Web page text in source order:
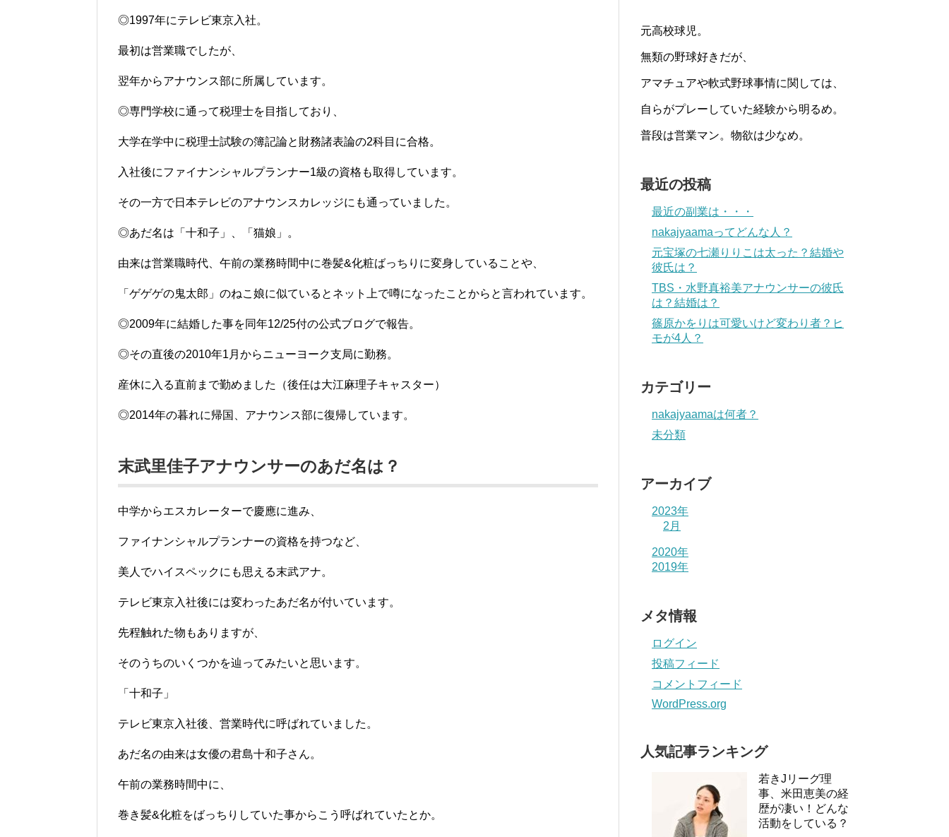
◎1997年にテレビ東京入社。
最初は営業職でしたが、
翌年からアナウンス部に所属しています。
◎専門学校に通って税理士を目指しており、
大学在学中に税理士試験の簿記論と財務諸表論の2科目に合格。
入社後にファイナンシャルプランナー1級の資格も取得しています。
その一方で日本テレビのアナウンスカレッジにも通っていました。
◎あだ名は「十和子」、「猫娘」。
由来は営業職時代、午前の業務時間中に巻髪&化粧ばっちりに変身していることや、
「ゲゲゲの鬼太郎」のねこ娘に似ているとネット上で噂になったことからと言われています。
◎2009年に結婚した事を同年12/25付の公式ブログで報告。
◎その直後の2010年1月からニューヨーク支局に勤務。
産休に入る直前まで勤めました（後任は大江麻理子キャスター）
◎2014年の暮れに帰国、アナウンス部に復帰しています。
末武里佳子アナウンサーのあだ名は？
中学からエスカレーターで慶應に進み、
ファイナンシャルプランナーの資格を持つなど、
美人でハイスペックにも思える末武アナ。
テレビ東京入社後には変わったあだ名が付いています。
先程触れた物もありますが、
そのうちのいくつかを辿ってみたいと思います。
「十和子」
テレビ東京入社後、営業時代に呼ばれていました。
あだ名の由来は女優の君島十和子さん。
午前の業務時間中に、
巻き髪&化粧をばっちりしていた事からこう呼ばれていたとか。
元高校球児。
無類の野球好きだが、
アマチュアや軟式野球事情に関しては、
自らがプレーしていた経験から明るめ。
普段は営業マン。物欲は少なめ。
最近の投稿
最近の副業は・・・
nakajyaamaってどんな人？
元宝塚の七瀬りりこは太った？結婚や
彼氏は？
TBS・水野真裕美アナウンサーの彼氏
は？結婚は？
篠原かをりは可愛いけど変わり者？ヒ
モが4人？
カテゴリー
nakajyaamaは何者？
未分類
アーカイブ
2023年
2月
2020年
2019年
メタ情報
ログイン
投稿フィード
コメントフィード
WordPress.org
人気記事ランキング
若きJリーグ理
事、米田恵美の経
歴が凄い！どんな
活動をしている？